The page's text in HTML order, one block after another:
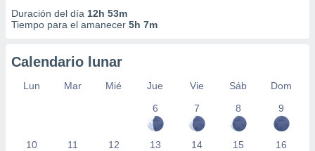
Duración del día 12h 53m
Tiempo para el amanecer 5h 7m
Calendario lunar
Lun Mar Mié Jue Vie Sáb
Dom
6
7 8 9
10 11 12 13 14 15 16